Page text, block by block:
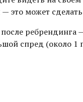
— это может
ребрендинга
спред (около 1